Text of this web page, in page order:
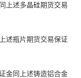
上述多晶硅期货交易
述瓶片期货交易保证
金同上述铸造铝合金